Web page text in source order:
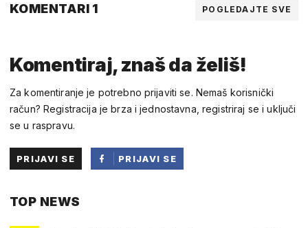
KOMENTARI 1 POGLEDAJTE SVE
Komentiraj, znaš da želiš!
Za komentiranje je potrebno prijaviti se. Nemaš korisnički
račun? Registracija je brza i jednostavna, registriraj se i uključi
se u raspravu.
PRIJAVI SE
PRIJAVI SE
TOP NEWS